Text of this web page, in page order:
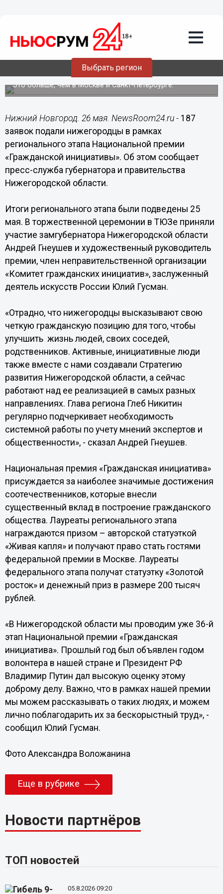
Выбрать регион
187 заявок подали нижегородцы в
рамках регионального этапа
«Гражданской инициативы»
Это больше, чем в Москве и Санкт-Петербурге.
Нижний Новгород. 26 мая. NewsRoom24.ru - 187
заявок подали нижегородцы в рамках
регионального этапа Национальной премии
«Гражданской инициативы». Об этом сообщает
пресс-служба губернатора и правительства
Нижегородской области.
Итоги регионального этапа были подведены 25
мая. В торжественной церемонии в ТЮЗе приняли
участие замгубернатора Нижегородской области
Андрей Гнеушев и художественный руководитель
премии, член неправительственной организации
«Комитет гражданских инициатив», заслуженный
деятель искусств России Юлий Гусман.
«Отрадно, что нижегородцы высказывают свою
четкую гражданскую позицию для того, чтобы
улучшить жизнь людей, своих соседей,
родственников. Активные, инициативные люди
также вместе с нами создавали Стратегию
развития Нижегородской области, а сейчас
работают над ее реализацией в самых разных
направлениях. Глава региона Глеб Никитин
регулярно подчеркивает необходимость
системной работы по учету мнений экспертов и
общественности», - сказал Андрей Гнеушев.
Национальная премия «Гражданская инициатива»
присуждается за наиболее значимые достижения
соотечественников, которые внесли
существенный вклад в построение гражданского
общества. Лауреаты регионального этапа
награждаются призом – авторской статуэткой
«Живая капля» и получают право стать гостями
федеральной премии в Москве. Лауреаты
федерального этапа получат статуэтку «Золотой
росток» и денежный приз в размере 200 тысяч
рублей.
«В Нижегородской области мы проводим уже 36-й
этап Национальной премии «Гражданская
инициатива». Прошлый год был объявлен годом
волонтера в нашей стране и Президент РФ
Владимир Путин дал высокую оценку этому
доброму делу. Важно, что в рамках нашей премии
мы можем рассказывать о таких людях, и можем
лично поблагодарить их за бескорыстный труд», -
сообщил Юлий Гусман.
Фото Александра Воложанина
Еще в рубрике
Новости партнёров
ТОП новостей
05.8.2026 09:20